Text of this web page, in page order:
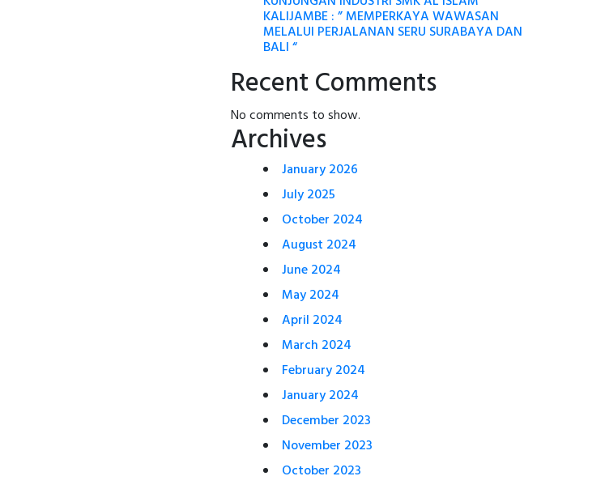
KALIJAMBE : ” MEMPERKAYA WAWASAN
MELALUI PERJALANAN SERU SURABAYA DAN
BALI “
Recent Comments
No comments to show.
Archives
January 2026
July 2025
October 2024
August 2024
June 2024
May 2024
April 2024
March 2024
February 2024
January 2024
December 2023
November 2023
October 2023